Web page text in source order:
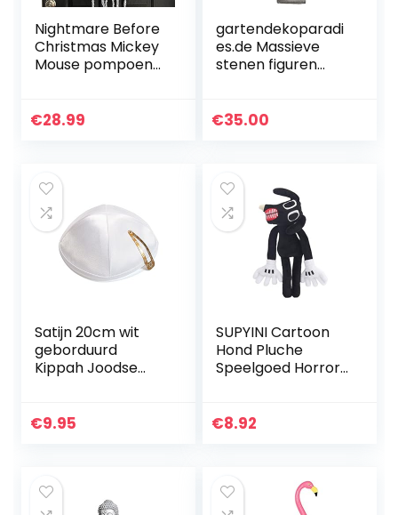
Nightmare Before
Christmas Mickey
Mouse pompoen
Disney Halloween
€28.99
gartendekoparadi
es.de Massieve
stenen figuren
gemaakt van
€35.00
Satijn 20cm wit
geborduurd
Kippah Joodse
€9.95
SUPYINI Cartoon
Hond Pluche
Speelgoed Horror
Anime Zachte
€8.92